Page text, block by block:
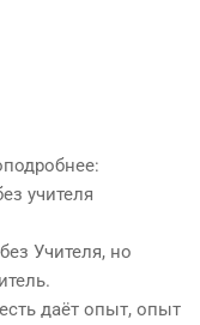
учителя
Учителя, но
даёт опыт, опыт